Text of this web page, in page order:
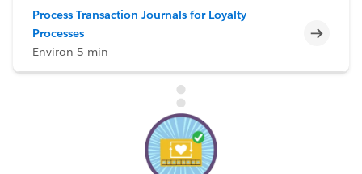
Process Transaction Journals for Loyalty
Processes
Environ 5 min